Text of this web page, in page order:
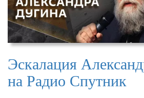
Эскалация
на Радио Спутник